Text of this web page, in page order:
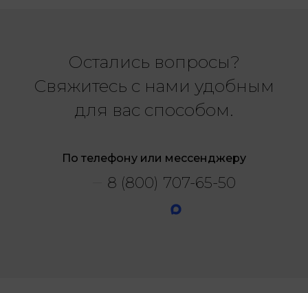
Остались вопросы?
Свяжитесь с нами удобным
для вас способом.
По телефону или мессенджеру
8 (800) 707-65-50